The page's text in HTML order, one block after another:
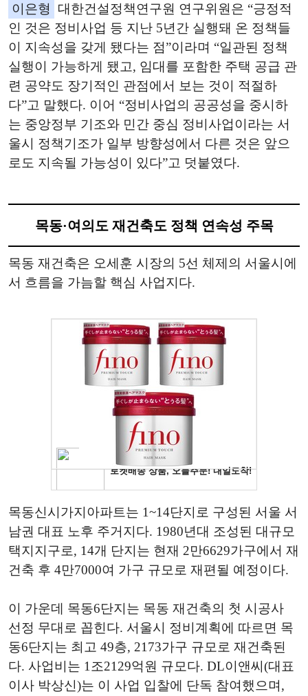
이은형
대한건설정책연구원 연구위원은 “긍정적
인 것은 정비사업 등 지난 5년간 실행돼 온 정책들
이 지속성을 갖게 됐다는 점”이라며 “일관된 정책
실행이 가능하게 됐고, 임대를 포함한 주택 공급 관
련 공약도 장기적인 관점에서 보는 것이 적절하
다”고 말했다. 이어 “정비사업의 공공성을 중시하
는 중앙정부 기조와 민간 중심 정비사업이라는 서
울시 정책기조가 일부 방향성에서 다른 것은 앞으
로도 지속될 가능성이 있다”고 덧붙였다.
목동·여의도 재건축도 정책 연속성 주목
목동 재건축은 오세훈 시장의 5선 체제의 서울시에
서 흐름을 가늠할 핵심 사업지다.
목동신시가지아파트는 1~14단지로 구성된 서울 서
남권 대표 노후 주거지다. 1980년대 조성된 대규모
택지지구로, 14개 단지는 현재 2만6629가구에서 재
건축 후 4만7000여 가구 규모로 재편될 예정이다.
이 가운데 목동6단지는 목동 재건축의 첫 시공사
선정 무대로 꼽힌다. 서울시 정비계획에 따르면 목
동6단지는 최고 49층, 2173가구 규모로 재건축된
다. 사업비는 1조2129억원 규모다. DL이앤씨(대표
이사 박상신)는 이 사업 입찰에 단독 참여했으며,